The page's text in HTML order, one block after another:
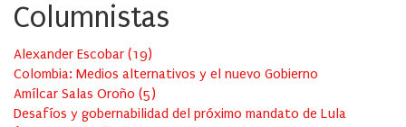
Columnistas
Alexander Escobar (19)
Colombia: Medios alternativos y el nuevo Gobierno
Amílcar Salas Oroño (5)
Desafíos y gobernabilidad del próximo mandato de Lula